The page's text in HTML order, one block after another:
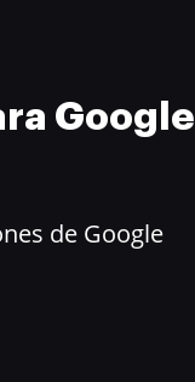
Google
de Google